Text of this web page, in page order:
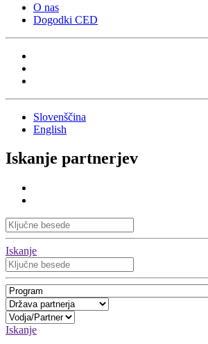
O nas
Dogodki CED
Slovenščina
English
Iskanje partnerjev
Iskanje
Iskanje